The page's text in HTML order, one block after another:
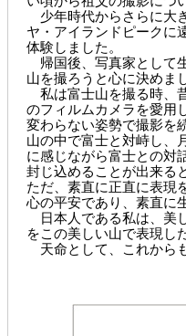
少年時代からさらに大
ヤ・アイランドピークに
体験しました。
帰国後、写真家として
山を撮ろうと心に決めま
私は富士山を撮る時、
のフィルムカメラを愛用
変わらない姿勢で撮影を
山の中で富士と対峙し、
に感じながら富士との対
封じ込めることが出来る
ただ、素直に正直に表
心の平安であり、素直に
日本人である私は、美
をこの美しい山で表現し
天命として、これから